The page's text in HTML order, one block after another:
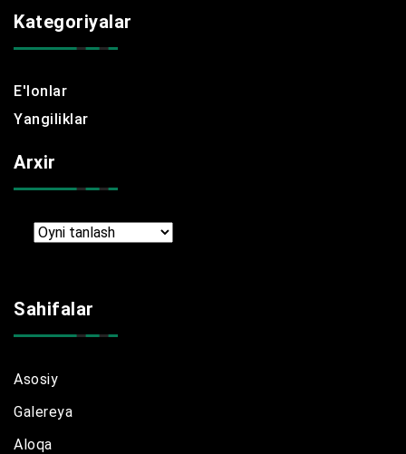
Kategoriyalar
E'lonlar
Yangiliklar
Arxir
Arxir
Sahifalar
Asosiy
Galereya
Aloqa